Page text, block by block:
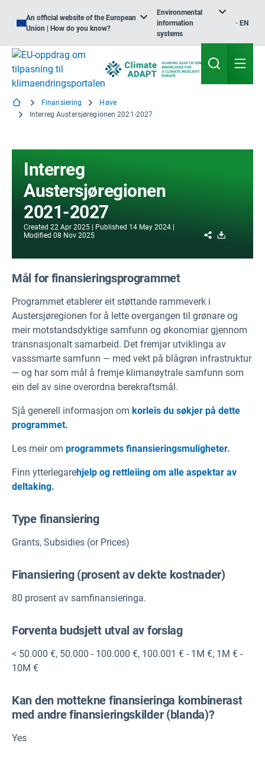
An official website of the European
Union | How do you know?
Environmental
information
systems
EN
Finansiering
Høve
Interreg Austersjøregionen 2021-2027
Interreg
Austersjøregionen
2021-2027
Created 22 Apr 2025 Published 14 May 2024
Modified 08 Nov 2025 Share
Mål for finansieringsprogrammet
Programmet etablerer eit støttande rammeverk i
Austersjøregionen for å lette overgangen til grønare og
meir motstandsdyktige samfunn og økonomiar gjennom
transnasjonalt samarbeid. Det fremjar utviklinga av
vasssmarte samfunn — med vekt på blågrøn infrastruktur
— og har som mål å fremje klimanøytrale samfunn som
ein del av sine overordna berekraftsmål.
Sjå generell informasjon om korleis du søkjer på dette
programmet.
Les meir om programmets finansieringsmuligheter.
Finn ytterlegarehjelp og rettleiing om alle aspektar av
deltaking.
Type finansiering
Grants, Subsidies (or Prices)
Finansiering (prosent av dekte kostnader)
80 prosent av samfinansieringa.
Forventa budsjett utval av forslag
< 50.000 €, 50.000 - 100.000 €, 100.001 € - 1M €, 1M € -
10M €
Kan den mottekne finansieringa kombinerast
med andre finansieringskilder (blanda)?
Yes